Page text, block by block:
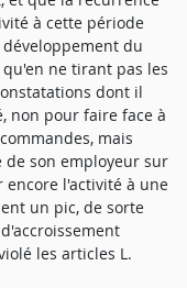
à cette période
du
ne tirant pas les
dont il
non pour faire face à
mais
son employeur sur
l'activité à une
un pic, de sorte
les articles L.